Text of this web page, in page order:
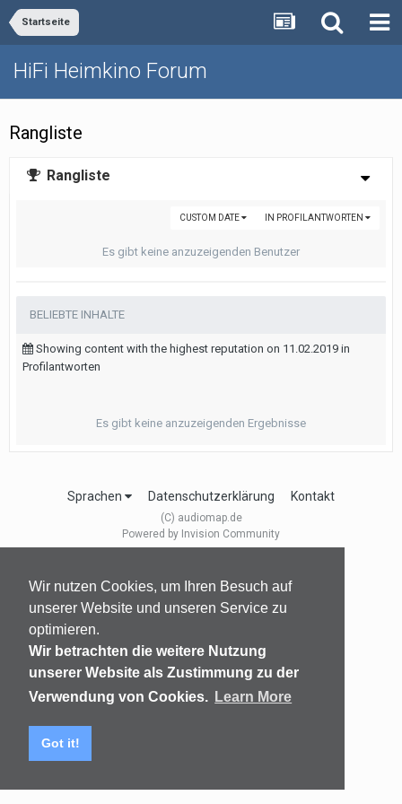
Wir nutzen Cookies, um Ihren Besuch auf
unserer Website und unseren Service zu
optimieren.
Wir betrachten die weitere Nutzung
unserer Website als Zustimmung zu der
Verwendung von Cookies. Learn More
Got it!
Startseite
HiFi Heimkino Forum
Rangliste
Rangliste
IN PROFILANTWORTEN
CUSTOM DATE
Es gibt keine anzuzeigenden Benutzer
BELIEBTE INHALTE
Showing content with the highest reputation on 11.02.2019 in
Profilantworten
Es gibt keine anzuzeigenden Ergebnisse
Sprachen Datenschutzerklärung Kontakt
(C) audiomap.de
Powered by Invision Community